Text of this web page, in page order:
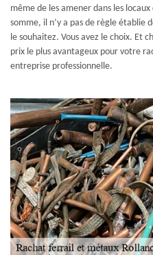
même de les amener dans les
somme, il n’y a pas de règle établie
le souhaitez. Vous avez le choix. Et
prix le plus avantageux pour votre
entreprise professionnelle.